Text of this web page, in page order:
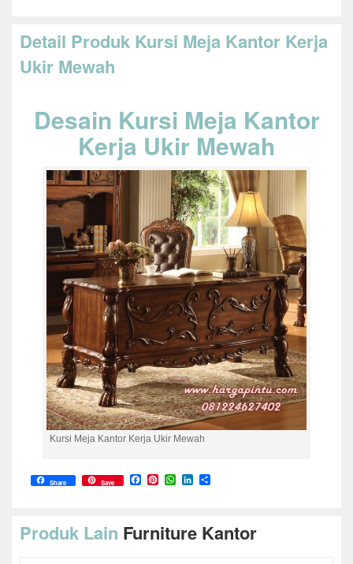
Detail Produk Kursi Meja Kantor Kerja
Ukir Mewah
Desain Kursi Meja Kantor
Kerja Ukir Mewah
Kursi Meja Kantor Kerja Ukir Mewah
Share Save Facebook
Pinterest
WhatsApp
LinkedIn
Produk Lain Furniture Kantor